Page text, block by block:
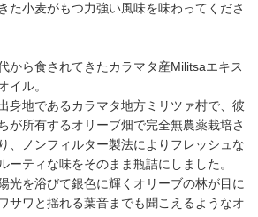
た小麦がもつ力強い風味を味わってくださ
から食されてきたカラマタ産Militsaエキス
イル。
身地であるカラマタ地方ミリツァ村で、彼
が所有するオリーブ畑で完全無農薬栽培さ
、ノンフィルター製法によりフレッシュな
ーティな味をそのまま瓶詰にしました。
光を浴びて銀色に輝くオリーブの林が目に
サワと揺れる葉音までも聞こえるようなオ